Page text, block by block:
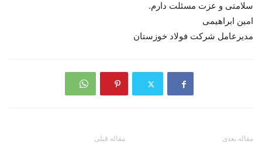
سلامتی و عزت مسئلت دارم.
امین ابراهیمی
مدیرعامل شرکت فولاد خوزستان
مقاله قبلی مقاله بعدی